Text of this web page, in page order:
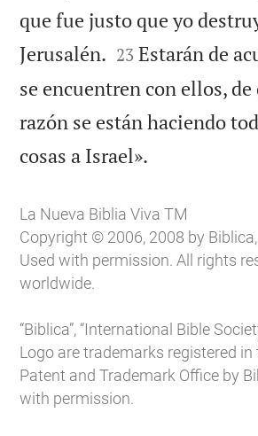
que fue justo que yo
Jerusalén. 

23 Estarán de
se encuentren con ellos,
razón se están haciendo
cosas a Israel».
La Nueva Biblia Viva TM
Copyright © 2006, 2008 by
Used with permission. All rights
worldwide.
“Biblica”, “International Bible
Logo are trademarks registered
Patent and Trademark Office by
with permission.